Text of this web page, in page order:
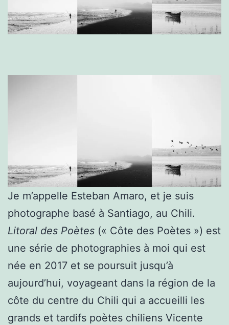
Je m’appelle Esteban Amaro, et je suis
photographe basé à Santiago, au Chili.
Litoral des Poètes (« Côte des Poètes ») est
une série de photographies à moi qui est
née en 2017 et se poursuit jusqu’à
aujourd’hui, voyageant dans la région de la
côte du centre du Chili qui a accueilli les
grands et tardifs poètes chiliens Vicente